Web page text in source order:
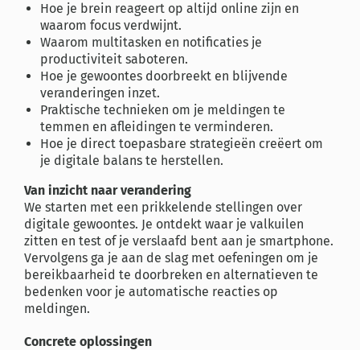
Hoe je brein reageert op altijd online zijn en
waarom focus verdwijnt.
Waarom multitasken en notificaties je
productiviteit saboteren.
Hoe je gewoontes doorbreekt en blijvende
veranderingen inzet.
Praktische technieken om je meldingen te
temmen en afleidingen te verminderen.
Hoe je direct toepasbare strategieën creëert om
je digitale balans te herstellen.
Van inzicht naar verandering
We starten met een prikkelende stellingen over
digitale gewoontes. Je ontdekt waar je valkuilen
zitten en test of je verslaafd bent aan je smartphone.
Vervolgens ga je aan de slag met oefeningen om je
bereikbaarheid te doorbreken en alternatieven te
bedenken voor je automatische reacties op
meldingen.
Concrete oplossingen